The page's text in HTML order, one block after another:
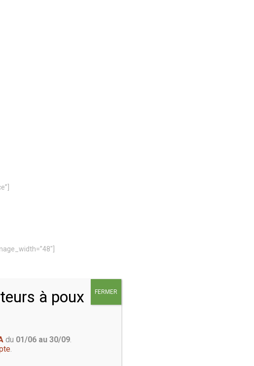
align=”center”]
Builder.
à poux
du 01/06 au 30/09.
.
FERMER